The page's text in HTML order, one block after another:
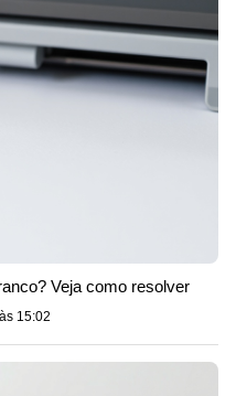
Veja como resolver
15:02